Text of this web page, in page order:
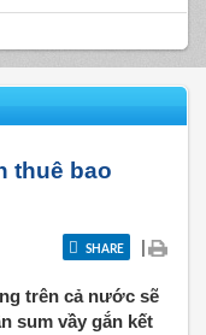
thuê bao
SHARE |
trên cả nước sẽ
sum vầy gắn kết